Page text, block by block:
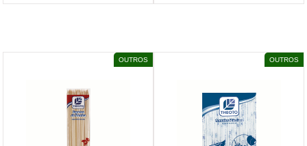
OUTROS OUTROS